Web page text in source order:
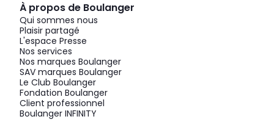
À propos de Boulanger
Qui sommes nous
Plaisir partagé
L'espace Presse
Nos services
Nos marques Boulanger
SAV marques Boulanger
Le Club Boulanger
Fondation Boulanger
Client professionnel
Boulanger INFINITY